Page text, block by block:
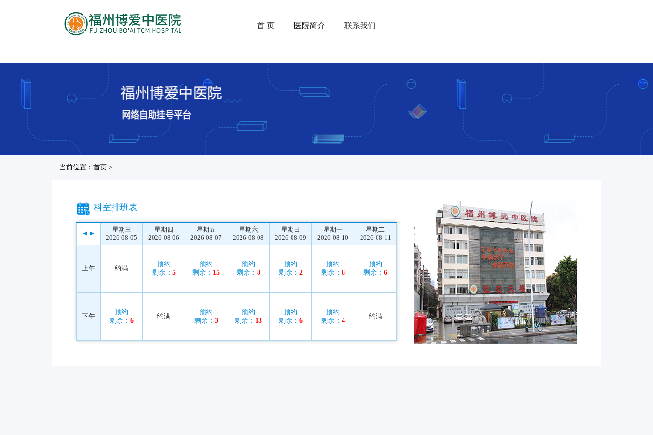
首 页 医院简介 联系我们
当前位置：首页 >
科室排班表
星期三
2026-08-05
星期四
2026-08-06
星期五
2026-08-07
星期六
2026-08-08
星期日
2026-08-09
星期一
2026-08-10
星期二
2026-08-11
上午 约满
预约
剩余： 5
预约
剩余： 15
预约
剩余： 8
预约
剩余： 2
预约
剩余： 8
预约
剩余： 6
下午
预约
剩余： 6
约满
预约
剩余： 3
预约
剩余： 13
预约
剩余： 6
预约
剩余： 4
约满